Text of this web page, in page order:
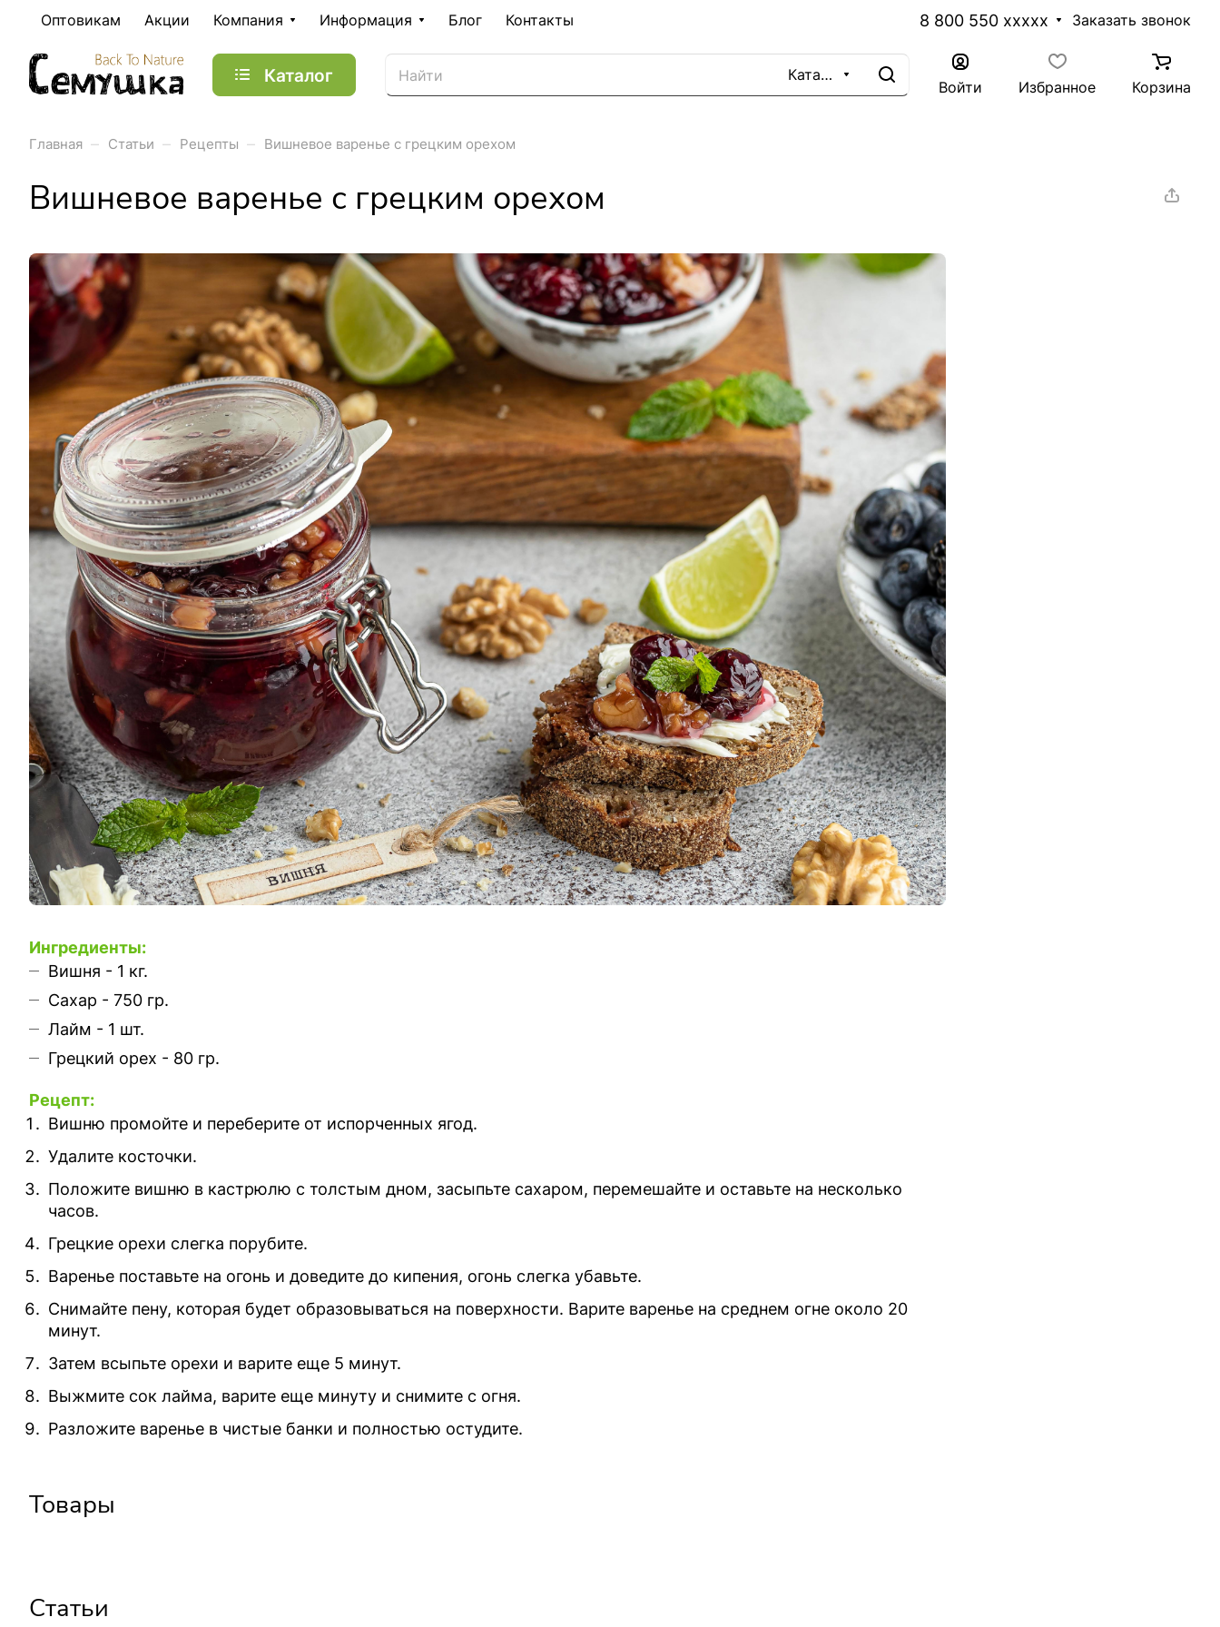
Оптовикам Акции Компания Информация Блог Контакты 8 800 550 xxxxx Заказать звонок
Каталог Каталог
Войти Избранное Корзина
Главная – Статьи – Рецепты – Вишневое варенье с грецким орехом
Вишневое варенье с грецким орехом
Ингредиенты:
Вишня - 1 кг.
Сахар - 750 гр.
Лайм - 1 шт.
Грецкий орех - 80 гр.
Рецепт:
Вишню промойте и переберите от испорченных ягод.
Удалите косточки.
Положите вишню в кастрюлю с толстым дном, засыпьте сахаром, перемешайте и оставьте на несколько
часов.
Грецкие орехи слегка порубите.
Варенье поставьте на огонь и доведите до кипения, огонь слегка убавьте.
Снимайте пену, которая будет образовываться на поверхности. Варите варенье на среднем огне около 20
минут.
Затем всыпьте орехи и варите еще 5 минут.
Выжмите сок лайма, варите еще минуту и снимите с огня.
Разложите варенье в чистые банки и полностью остудите.
Товары
Статьи